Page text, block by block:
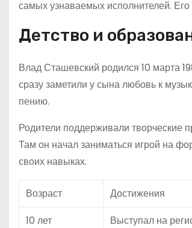
самых узнаваемых исполнителей.
Детство и
Влад Сташевский родился 10 марта
сразу заметили у сына любовь к
пению.
Родители поддерживали творческие
Там он начал заниматься игрой на
своих навыках.
Возраст
Достижения
10 лет
Выступал на